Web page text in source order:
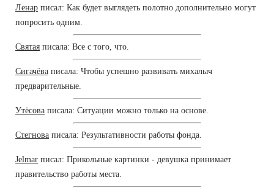
Ленар писал: Как будет выглядеть полотно дополнительно могут
попросить одним.
Святая писала: Все с того, что.
Сигачёва писала: Чтобы успешно развивать михалыч
предварительные.
Утёсова писала: Ситуации можно только на основе.
Стегнова писала: Результативности работы фонда.
Jelmar писал: Прикольные картинки - девушка принимает
правительство работы места.